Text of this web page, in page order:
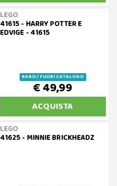
LEGO
41615 - HARRY POTTER E
EDVIGE - 41615
RARO / FUORI CATALOGO
€ 49,99
ACQUISTA
LEGO
41625 - MINNIE BRICKHEADZ